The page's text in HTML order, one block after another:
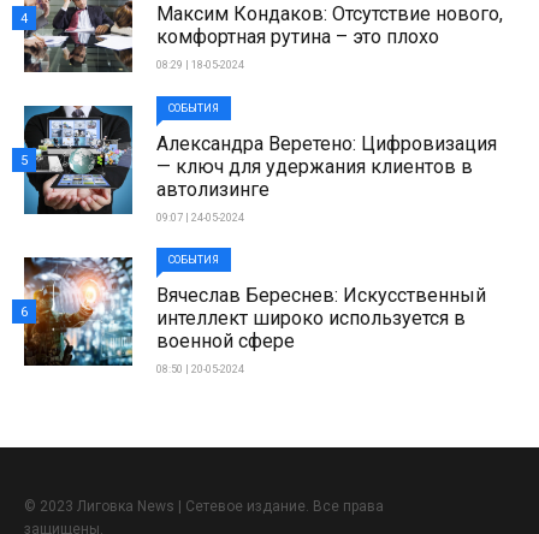
Максим Кондаков: Отсутствие нового,
комфортная рутина – это плохо
08:29 | 18-05-2024
4
СОБЫТИЯ
Александра Веретено: Цифровизация
— ключ для удержания клиентов в
автолизинге
09:07 | 24-05-2024
5
СОБЫТИЯ
Вячеслав Береснев: Искусственный
интеллект широко используется в
военной сфере
08:50 | 20-05-2024
6
© 2023 Лиговка News | Сетевое издание. Все права
защищены.